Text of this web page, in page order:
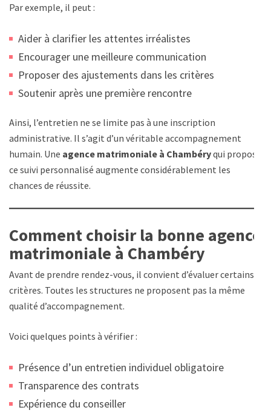
Par exemple, il peut :
Aider à clarifier les attentes irréalistes
Encourager une meilleure communication
Proposer des ajustements dans les critères
Soutenir après une première rencontre
Ainsi, l’entretien ne se limite pas à une inscription
administrative. Il s’agit d’un véritable accompagnement
humain. Une agence matrimoniale à Chambéryqui propose
ce suivi personnalisé augmente considérablement les
chances de réussite.
Comment choisir la bonne agence
matrimoniale à Chambéry
Avant de prendre rendez-vous, il convient d’évaluer certains
critères. Toutes les structures ne proposent pas la même
qualité d’accompagnement.
Voici quelques points à vérifier :
Présence d’un entretien individuel obligatoire
Transparence des contrats
Expérience du conseiller